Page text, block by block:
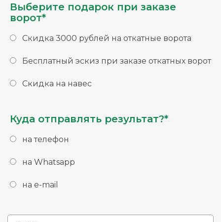
Выберите подарок при заказе
ворот*
Скидка 3000 рублей на откатные ворота
Бесплатный эскиз при заказе откатных ворот
Скидка на навес
Куда отправлять результат?*
на телефон
на Whatsapp
на e-mail